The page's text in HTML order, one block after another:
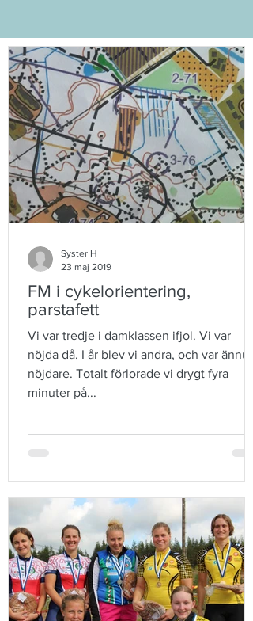
FM i cykelorientering,
parstafett
Vi var tredje i damklassen ifjol. Vi var
nöjda då. I år blev vi andra, och var ännu
nöjdare. Totalt förlorade vi drygt fyra
minuter på...
Syster H
23 maj 2019